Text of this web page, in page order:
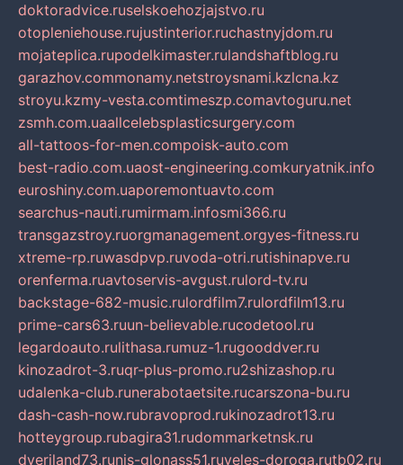
doktoradvice.ruselskoehozjajstvo.ru
otopleniehouse.rujustinterior.ruchastnyjdom.ru
mojateplica.rupodelkimaster.rulandshaftblog.ru
garazhov.commonamy.netstroysnami.kzlcna.kz
stroyu.kzmy-vesta.comtimeszp.comavtoguru.net
zsmh.com.uaallcelebsplasticsurgery.com
all-tattoos-for-men.compoisk-auto.com
best-radio.com.uaost-engineering.comkuryatnik.info
euroshiny.com.uaporemontuavto.com
searchus-nauti.rumirmam.infosmi366.ru
transgazstroy.ruorgmanagement.orgyes-fitness.ru
xtreme-rp.ruwasdpvp.ruvoda-otri.rutishinapve.ru
orenferma.ruavtoservis-avgust.rulord-tv.ru
backstage-682-music.rulordfilm7.rulordfilm13.ru
prime-cars63.ruun-believable.rucodetool.ru
legardoauto.rulithasa.rumuz-1.rugooddver.ru
kinozadrot-3.ruqr-plus-promo.ru2shizashop.ru
udalenka-club.runerabotaetsite.rucarszona-bu.ru
dash-cash-now.rubravoprod.rukinozadrot13.ru
hotteygroup.rubagira31.rudommarketnsk.ru
dveriland73.runis-glonass51.ruveles-doroga.rutb02.ru